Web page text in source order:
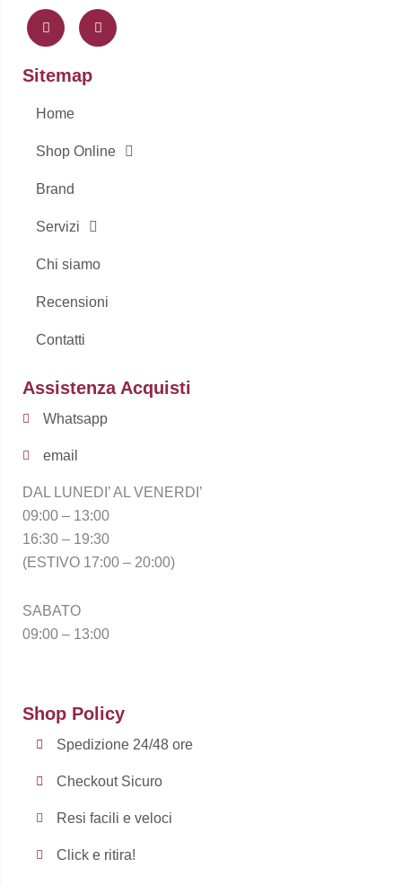
a
c
e
b
o
-
f
n
s
t
a
Sitemap
Home
Shop Online
Brand
Servizi
Chi siamo
Recensioni
Contatti
Assistenza Acquisti
Whatsapp
email
DAL LUNEDI’ AL VENERDI’
09:00 – 13:00
16:30 – 19:30
(ESTIVO 17:00 – 20:00)
SABATO
09:00 – 13:00
Shop Policy
Spedizione 24/48 ore
Checkout Sicuro
Resi facili e veloci
Click e ritira!